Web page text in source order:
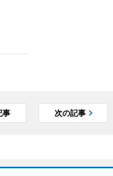
事 次の記事